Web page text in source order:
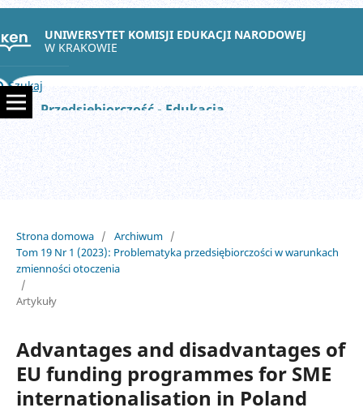
UNIWERSYTET KOMISJI EDUKACJI NARODOWEJ
W KRAKOWIE
Szukaj
Przedsiębiorczość - Edukacja
Strona domowa / Archiwum /
Tom 19 Nr 1 (2023): Problematyka przedsiębiorczości w warunkach
zmienności otoczenia
/
Artykuły
Advantages and disadvantages of
EU funding programmes for SME
internationalisation in Poland